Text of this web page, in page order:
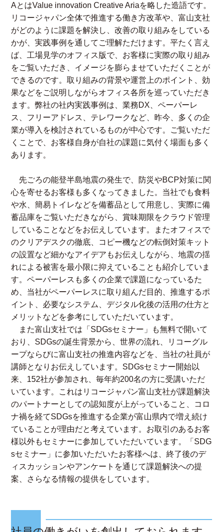
AとはValue innovation Creative Ariaを略した造語です。
リコージャパン全体で推進する働き方改革や、富山支社
がどのように課題を解決し、改善の取り組みをしている
かが、実践事例を通してご理解ただけます。平たく言え
ば、工場見学のオフィス版で、お客様に実際の取り組み
をご覧いただき、イメージを膨らませていただくことが
できるのです。取り組みの背景や運営上のポイント、効
果などをご説明しながらオフィス各所を巡っていただき
ます。弊社の社内実践事例は、業務DX、ペーパーレ
ス、フリーアドレス、テレワークなど、昨今、多くの企
業が導入を検討されているものが中心です。ご覧いただ
くことで、お客様自身が自社の課題に気付く場面も多く
あります。
先ごろの能登半島地震の発生で、防災やBCP対策に関
心を寄せるお客様も多くなってきました。当社でも食料
や水、簡易トイレなどを備蓄品として用意し、実際に備
蓄品庫をご覧いただきながら、賞味期限をクラウド管理
していることなどをお伝えしています。またオフィスで
のクリアデスクの徹底、コピー機などの転倒対策キット
の設置など細かなアイデアもお伝えしながら、地震の揺
れによる被害を最小限に抑えていることも紹介していま
す。ペーパーレスも多くの企業で課題になっているた
め、当社がペーパーレスに取り組んだ目的、推進するポ
イント、必要なシステム、デジタル化後の活用の仕方と
メリットなどを参考にしていただいています。
また富山支社では「SDGsセミナー」も無料で開いて
おり、SDGsの誕生背景から、世界の流れ、リコーグル
ープならびに富山支社の推進内容などを、当社の社員が
講師となりお伝えしています。SDGsセミナー開始以
来、152社が参加され、毎年約200名の方に受講いただ
いています。これはリコージャパン富山支社が課題解決
のパートナーとしての認知度が上がっていること、コロ
ナ禍を経てSDGsを推進する企業が富山県内で増え続け
ていることが理由だと考えています。お取引のあるお客
様以外もセミナーに参加していただいています。「SDG
sセミナー」に参加いただいたお客様へは、終了後のデ
ィスカッションやアンケートを通じて課題解決への提
案、さらなる情報の提供をしています。